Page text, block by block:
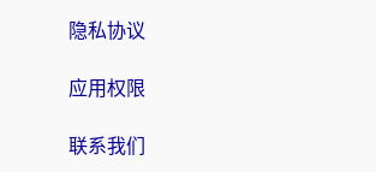
隐私协议
应用权限
联系我们